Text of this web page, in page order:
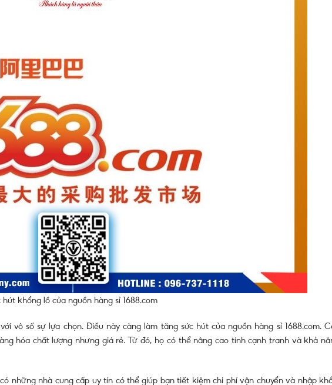
hút khổng lồ của nguồn hàng sỉ 1688.com
vô số sự lựa chọn. Điều này càng làm tăng sức hút của nguồn hàng sỉ 1688.com.
hóa chất lượng nhưng giá rẻ. Từ đó, họ có thể nâng cao tính cạnh tranh và khả
những nhà cung cấp uy tín có thể giúp bạn tiết kiệm chi phí vận chuyển và nhập